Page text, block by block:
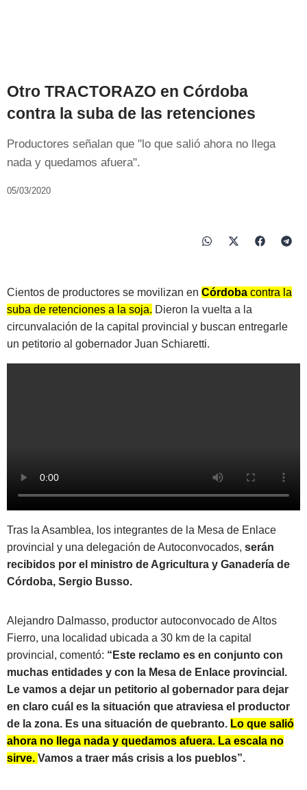
Otro TRACTORAZO en Córdoba
contra la suba de las retenciones
Productores señalan que "lo que salió ahora no llega
nada y quedamos afuera".
05/03/2020
Cientos de productores se movilizan en Córdoba contra la
suba de retenciones a la soja. Dieron la vuelta a la
circunvalación de la capital provincial y buscan entregarle
un petitorio al gobernador Juan Schiaretti.
Tras la Asamblea, los integrantes de la Mesa de Enlace
provincial y una delegación de Autoconvocados, serán
recibidos por el ministro de Agricultura y Ganadería de
Córdoba, Sergio Busso.
Alejandro Dalmasso, productor autoconvocado de Altos
Fierro, una localidad ubicada a 30 km de la capital
provincial, comentó: “Este reclamo es en conjunto con
muchas entidades y con la Mesa de Enlace provincial.
Le vamos a dejar un petitorio al gobernador para dejar
en claro cuál es la situación que atraviesa el productor
de la zona. Es una situación de quebranto. Lo que salió
ahora no llega nada y quedamos afuera. La escala no
sirve. Vamos a traer más crisis a los pueblos”.